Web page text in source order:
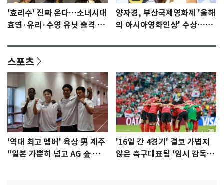
'효리수' 진짜 온다…소녀시대
효연·유리·수영 유닛 출격 [N
양자경, 부산국제영화제 '올해
의 아시아영화인상' 수상…15
스포츠
'역대 최고 멤버' 육상 男 계주
"일본 가뿐히 넘고 AG 金 따겠
'16일 간 4경기' 결코 가볍지
않은 축구대표팀 '임시 감독'